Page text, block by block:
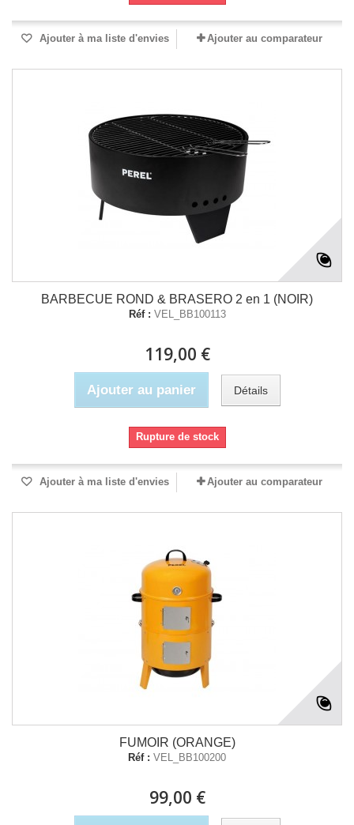
Ajouter à ma liste d'envies Ajouter au comparateur
BARBECUE ROND & BRASERO 2 en 1 (NOIR)
Réf : VEL_BB100113
119,00 €
Ajouter au panier Détails
Rupture de stock
Ajouter à ma liste d'envies Ajouter au comparateur
FUMOIR (ORANGE)
Réf : VEL_BB100200
99,00 €